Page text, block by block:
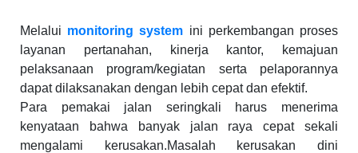
Melalui monitoring system ini perkembangan proses
layanan pertanahan, kinerja kantor, kemajuan
pelaksanaan program/kegiatan serta pelaporannya
dapat dilaksanakan dengan lebih cepat dan efektif.
Para pemakai jalan seringkali harus menerima
kenyataan bahwa banyak jalan raya cepat sekali
mengalami kerusakan.Masalah kerusakan dini